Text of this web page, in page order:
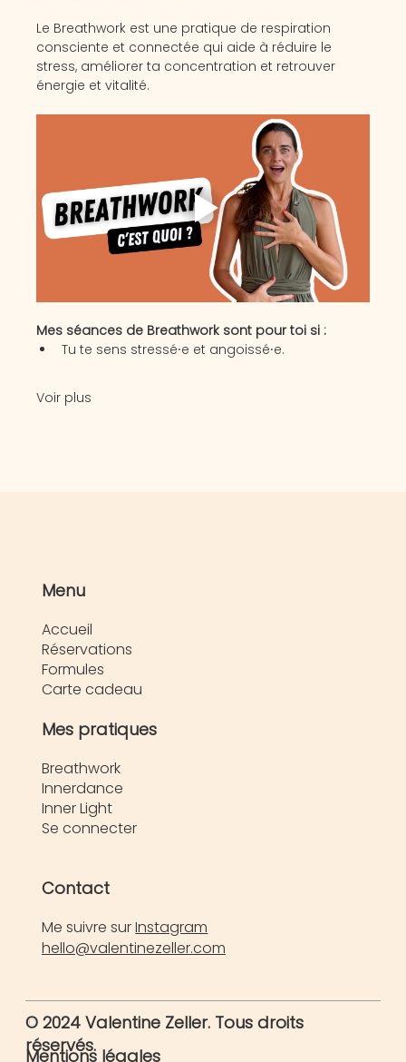
Le Breathwork est une pratique de respiration
consciente et connectée qui aide à réduire le
stress, améliorer ta concentration et retrouver
énergie et vitalité.
Mes séances de Breathwork sont pour toi si :
Tu te sens stressé⸱e et angoissé⸱e.
Voir plus
Menu
Accueil
Réservations
Formules
Carte cadeau
Mes pratiques
Breathwork
Innerdance
Inner Light
Se connecter
Contact
hello@valentinezeller.com
Me suivre surInstagram
© 2024 Valentine Zeller. Tous droits
réservés.
Mentions légales